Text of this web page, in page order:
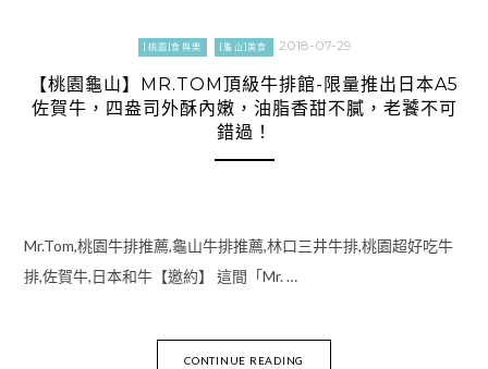
[桃園]食與樂 [龜山]美食 2018-07-29
【桃園龜山】MR.TOM頂級牛排館-限量推出日本A5
佐賀牛，四盎司外酥內嫩，油脂香甜不膩，老饕不可
錯過！
Mr.Tom,桃園牛排推薦,龜山牛排推薦,林口三井牛排,桃園超好吃牛
排,佐賀牛,日本和牛【邀約】 這間「Mr. …
CONTINUE READING